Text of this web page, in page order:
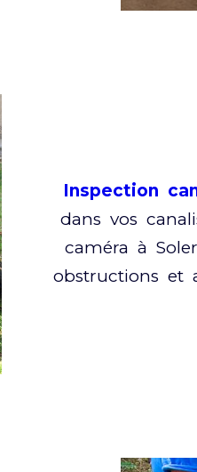
Inspection
dans vos
caméra à
obstructions et